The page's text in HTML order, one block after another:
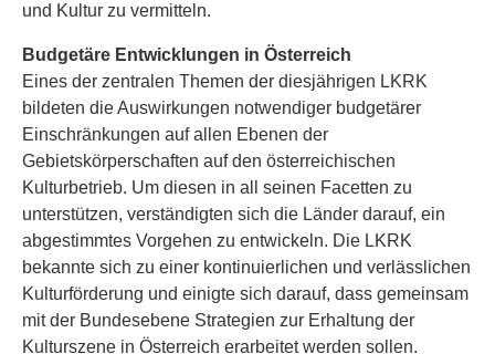
und Kultur zu vermitteln.
Budgetäre Entwicklungen in Österreich
Eines der zentralen Themen der diesjährigen LKRK
bildeten die Auswirkungen notwendiger budgetärer
Einschränkungen auf allen Ebenen der
Gebietskörperschaften auf den österreichischen
Kulturbetrieb. Um diesen in all seinen Facetten zu
unterstützen, verständigten sich die Länder darauf, ein
abgestimmtes Vorgehen zu entwickeln. Die LKRK
bekannte sich zu einer kontinuierlichen und verlässlichen
Kulturförderung und einigte sich darauf, dass gemeinsam
mit der Bundesebene Strategien zur Erhaltung der
Kulturszene in Österreich erarbeitet werden sollen.